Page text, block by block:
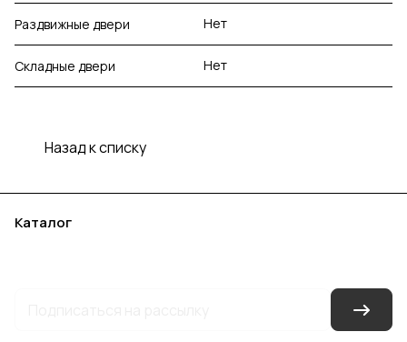
Раздвижные двери Нет
Складные двери Нет
Назад к списку
Каталог